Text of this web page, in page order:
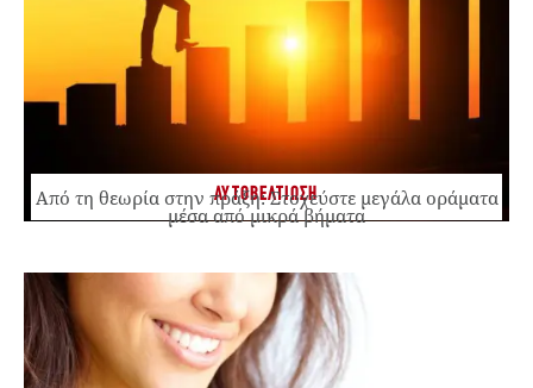
ΑΥΤΟΒΕΛΤΙΩΣΗ
Από τη θεωρία στην πράξη: Στοχεύστε μεγάλα οράματα
μέσα από μικρά βήματα